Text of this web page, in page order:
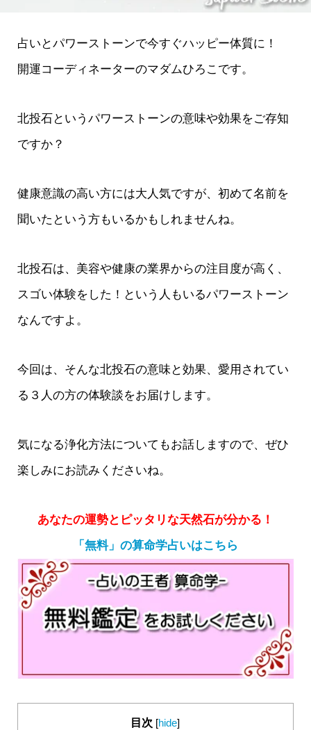
占いとパワーストーンで今すぐハッピー体質に！
開運コーディネーターのマダムひろこです。
北投石というパワーストーンの意味や効果をご存知
ですか？
健康意識の高い方には大人気ですが、初めて名前を
聞いたという方もいるかもしれませんね。
北投石は、美容や健康の業界からの注目度が高く、
スゴい体験をした！という人もいるパワーストーン
なんですよ。
今回は、そんな北投石の意味と効果、愛用されてい
る３人の方の体験談をお届けします。
気になる浄化方法についてもお話しますので、ぜひ
楽しみにお読みくださいね。
あなたの運勢とピッタリな天然石が分かる！
「無料」の算命学占いはこちら
目次 [hide]